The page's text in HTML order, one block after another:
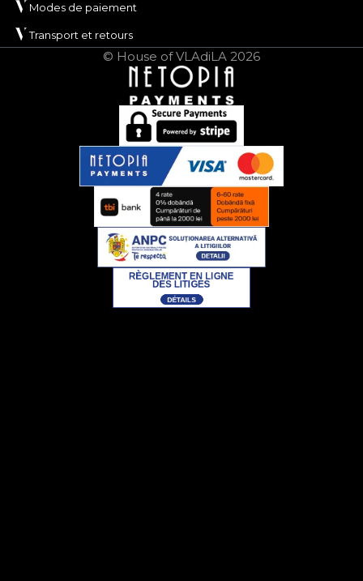
Modes de paiement
Transport et retours
© House of VLAdiLA 2026